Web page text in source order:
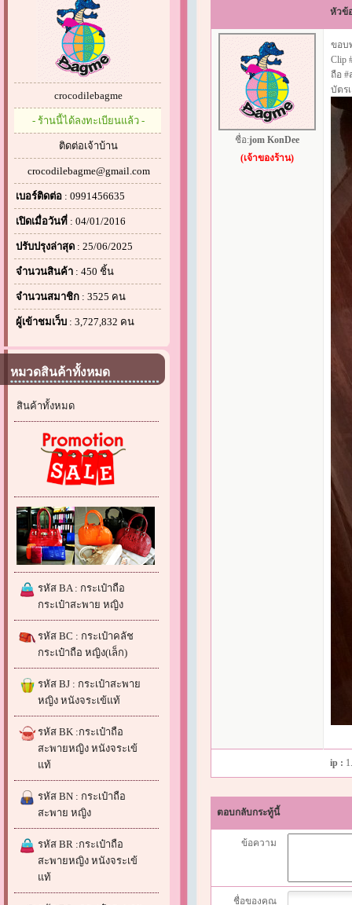
crocodilebagme
- ร้านนี้ได้ลงทะเบียนแล้ว -
ติดต่อเจ้าบ้าน
crocodilebagme@gmail.com
เบอร์ติดต่อ : 0991456635
เปิดเมื่อวันที่ : 04/01/2016
ปรับปรุงล่าสุด : 25/06/2025
จำนวนสินค้า : 450 ชิ้น
จำนวนสมาชิก : 3525 คน
ผู้เข้าชมเว็บ : 3,727,832 คน
หมวดสินค้าทั้งหมด
สินค้าทั้งหมด
รหัส BA : กระเป๋าถือ
กระเป๋าสะพาย หญิง
รหัส BC : กระเป๋าคลัช
กระเป๋าถือ หญิง(เล็ก)
รหัส BJ : กระเป๋าสะพาย
หญิง หนังจระเข้แท้
รหัส BK :กระเป๋าถือ
สะพายหญิง หนังจระเข้
แท้
รหัส BN : กระเป๋าถือ
สะพาย หญิง
รหัส BR :กระเป๋าถือ
สะพายหญิง หนังจระเข้
แท้
หัวข้
ชื่อ:jom KonDee
(เจ้าของร้าน)
ขอบ
Clip
ถือ #
บัตร
ip :
ตอบกลับกระทู้นี้
ข้อความ
ชื่อของคุณ